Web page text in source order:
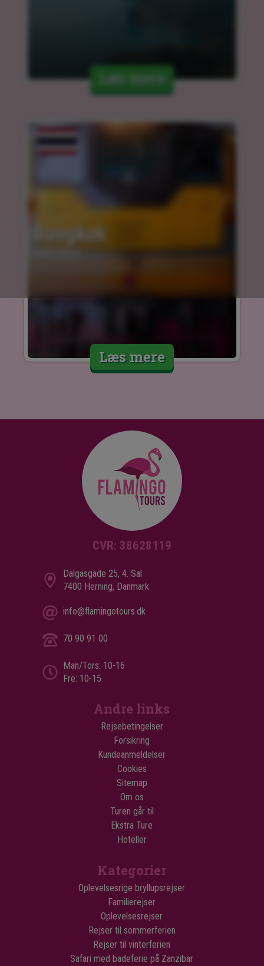
Læs mere
Bangkok
Læs mere
CVR: 38628119
Dalgasgade 25, 4. Sal
7400 Herning, Danmark
info@flamingotours.dk
70 90 91 00
Man/Tors: 10-16
Fre: 10-15
Andre links
Rejsebetingelser
Forsikring
Kundeanmeldelser
Cookies
Sitemap
Om os
Turen går til
Ekstra Ture
Hoteller
Kategorier
Oplevelsesrige bryllupsrejser
Familierejser
Oplevelsesrejser
Rejser til sommerferien
Rejser til vinterferien
Safari med badeferie på Zanzibar